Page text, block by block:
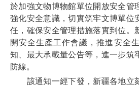
於加強文物博物館單位開放安全管
強化安全意識，切實筑牢文博單位
任，確保安全管理措施落實到位。
開安全生產工作會議，推進安全
知、最大承載量公告等，進一步筑
防線。
該通知一經下發，新疆各地立